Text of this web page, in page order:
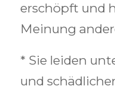
erschöpft und
Meinung
* Sie leiden
und